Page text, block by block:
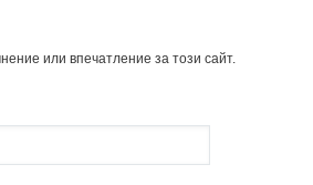
или впечатление за този сайт.